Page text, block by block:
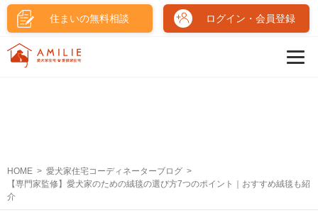
住まいの無料相談 ログイン・会員登録
HOME
愛犬家住宅コーディネーターブログ
【専門家監修】愛犬家のための絨毯の選び方7つのポイント｜おすすめ絨毯も紹
介